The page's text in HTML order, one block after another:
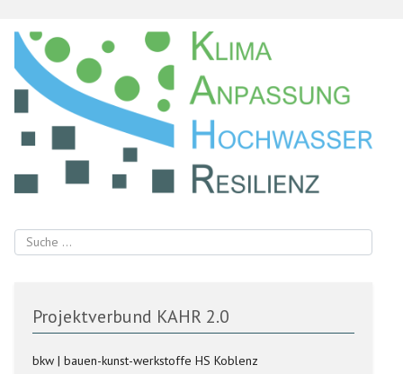
Suchen
Projektverbund KAHR 2.0
bkw | bauen-kunst-werkstoffe HS Koblenz